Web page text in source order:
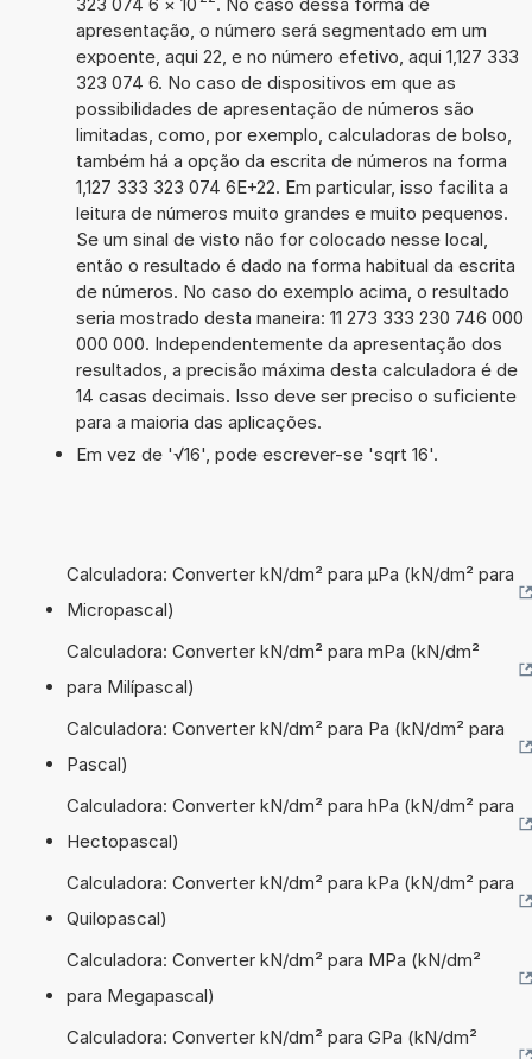
apresentação, o número será segmentado em um
expoente, aqui 22, e no número efetivo, aqui 1,127 333
323 074 6. No caso de dispositivos em que as
possibilidades de apresentação de números são
limitadas, como, por exemplo, calculadoras de bolso,
também há a opção da escrita de números na forma
1,127 333 323 074 6E+22. Em particular, isso facilita a
leitura de números muito grandes e muito pequenos.
Se um sinal de visto não for colocado nesse local,
então o resultado é dado na forma habitual da escrita
de números. No caso do exemplo acima, o resultado
seria mostrado desta maneira: 11 273 333 230 746 000
000 000. Independentemente da apresentação dos
resultados, a precisão máxima desta calculadora é de
14 casas decimais. Isso deve ser preciso o suficiente
para a maioria das aplicações.
Em vez de '√16', pode escrever-se 'sqrt 16'.
Calculadora: Converter kN/dm² para µPa (kN/dm² para
Micropascal)
Calculadora: Converter kN/dm² para mPa (kN/dm²
para Milípascal)
Calculadora: Converter kN/dm² para Pa (kN/dm² para
Pascal)
Calculadora: Converter kN/dm² para hPa (kN/dm² para
Hectopascal)
Calculadora: Converter kN/dm² para kPa (kN/dm² para
Quilopascal)
Calculadora: Converter kN/dm² para MPa (kN/dm²
para Megapascal)
Calculadora: Converter kN/dm² para GPa (kN/dm²